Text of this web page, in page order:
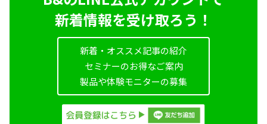
新着情報を受け取ろう！
新着・オススメ記事の紹介
セミナーのお得なご案内
製品や体験モニターの募集